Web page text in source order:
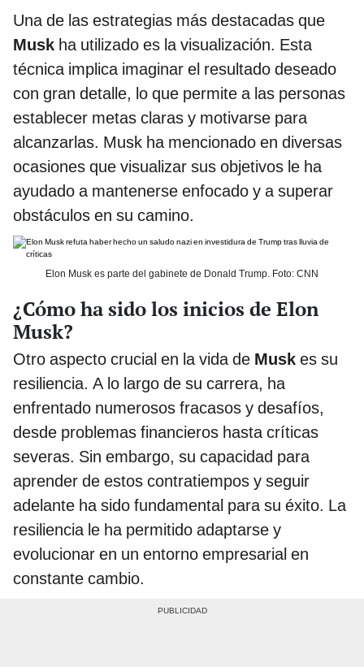
Una de las estrategias más destacadas que
Musk ha utilizado es la visualización. Esta
técnica implica imaginar el resultado deseado
con gran detalle, lo que permite a las personas
establecer metas claras y motivarse para
alcanzarlas. Musk ha mencionado en diversas
ocasiones que visualizar sus objetivos le ha
ayudado a mantenerse enfocado y a superar
obstáculos en su camino.
Elon Musk es parte del gabinete de Donald Trump. Foto: CNN
¿Cómo ha sido los inicios de Elon
Musk?
Otro aspecto crucial en la vida de Musk es su
resiliencia. A lo largo de su carrera, ha
enfrentado numerosos fracasos y desafíos,
desde problemas financieros hasta críticas
severas. Sin embargo, su capacidad para
aprender de estos contratiempos y seguir
adelante ha sido fundamental para su éxito. La
resiliencia le ha permitido adaptarse y
evolucionar en un entorno empresarial en
constante cambio.